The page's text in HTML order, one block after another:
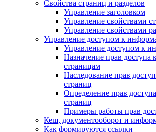
Свойства страниц и разделов
Управление заголовком
Управление свойствами
Управление свойствами
Управление доступом к
Управление доступом к
Назначение прав доступа
страницам
Наследование прав
страниц
Определение прав
страниц
Примеры работы прав
Кеш, документооборот и
Как формируются ссылки